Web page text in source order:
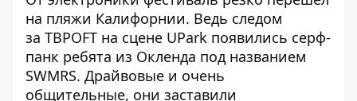
на пляжи Калифорнии. Ведь следом
за TBPOFT на сцене UPark появились серф-
панк ребята из Окленда под названием
SWMRS. Драйвовые и очень
общительные, они заставили